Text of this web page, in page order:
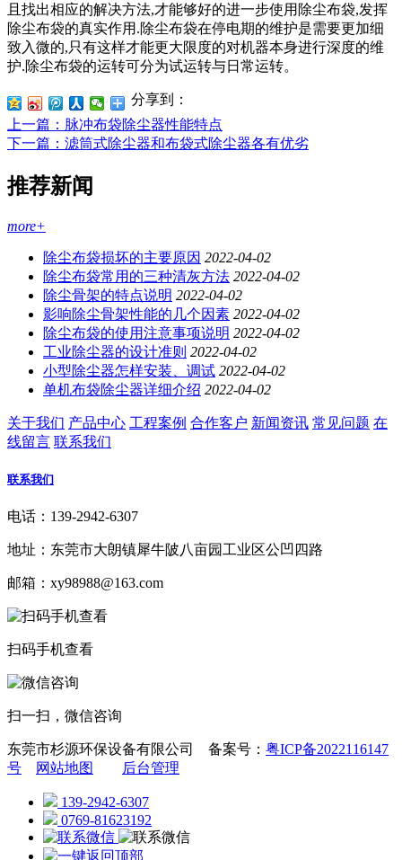
且找出相应的解决方法,才能够好的进一步使用除尘布袋,发挥
除尘布袋的真实作用.除尘布袋在停电期的维护是需要更加细
致入微的,只有这样才能更大限度的对机器本身进行深度的维
护.除尘布袋的运转可分为试运转与日常运转。
分享到：
上一篇 ：脉冲布袋除尘器性能特点
下一篇 ：滤筒式除尘器和布袋式除尘器各有优劣
推荐新闻
more+
除尘布袋损坏的主要原因 2022-04-02
除尘布袋常用的三种清灰方法 2022-04-02
除尘骨架的特点说明 2022-04-02
影响除尘骨架性能的几个因素 2022-04-02
除尘布袋的使用注意事项说明 2022-04-02
工业除尘器的设计准则 2022-04-02
小型除尘器怎样安装、调试 2022-04-02
单机布袋除尘器详细介绍 2022-04-02
关于我们 产品中心 工程案例 合作客户 新闻资讯 常见问题 在
线留言 联系我们
联系我们
电话：139-2942-6307
地址：东莞市大朗镇犀牛陂八亩园工业区公凹四路
邮箱：xy98988@163.com
扫码手机查看
扫一扫，微信咨询
东莞市杉源环保设备有限公司 备案号： 粤ICP备2022116147
号
网站地图 后台管理
139-2942-6307
0769-81623192